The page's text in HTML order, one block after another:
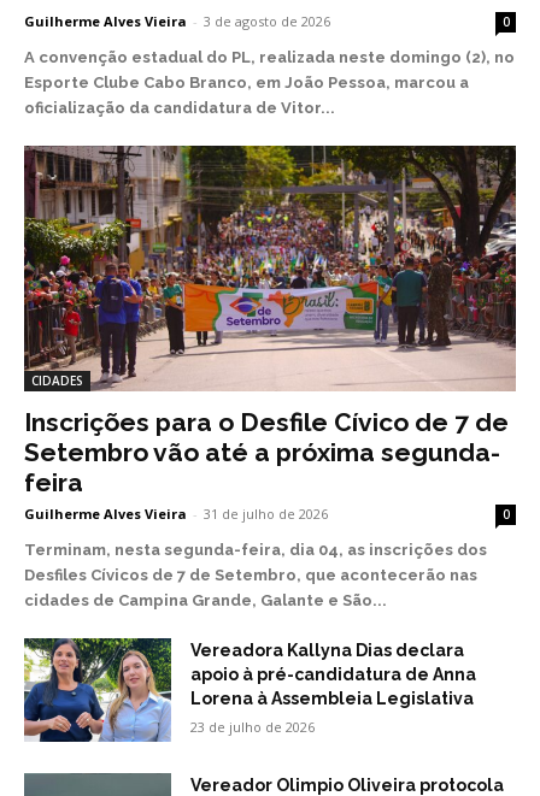
Guilherme Alves Vieira - 3 de agosto de 2026 0
A convenção estadual do PL, realizada neste domingo (2), no
Esporte Clube Cabo Branco, em João Pessoa, marcou a
oficialização da candidatura de Vitor...
CIDADES
Inscrições para o Desfile Cívico de 7 de
Setembro vão até a próxima segunda-
feira
Guilherme Alves Vieira - 31 de julho de 2026 0
Terminam, nesta segunda-feira, dia 04, as inscrições dos
Desfiles Cívicos de 7 de Setembro, que acontecerão nas
cidades de Campina Grande, Galante e São...
Vereadora Kallyna Dias declara
apoio à pré-candidatura de Anna
Lorena à Assembleia Legislativa
23 de julho de 2026
Vereador Olimpio Oliveira protocola